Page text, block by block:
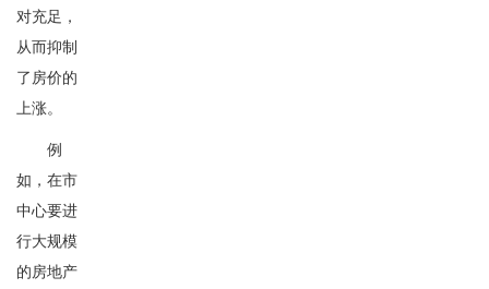
对充足，
从而抑制
了房价的
上涨。
例
如，在市
中心要进
行大规模
的房地产